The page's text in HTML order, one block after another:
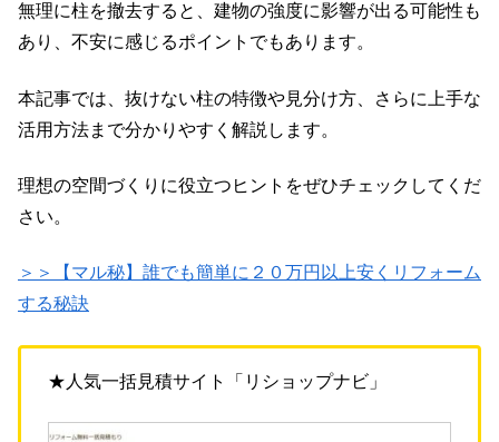
無理に柱を撤去すると、建物の強度に影響が出る可能性も
あり、不安に感じるポイントでもあります。
本記事では、抜けない柱の特徴や見分け方、さらに上手な
活用方法まで分かりやすく解説します。
理想の空間づくりに役立つヒントをぜひチェックしてくだ
さい。
＞＞【マル秘】誰でも簡単に２０万円以上安くリフォーム
する秘訣
★人気一括見積サイト「リショップナビ」